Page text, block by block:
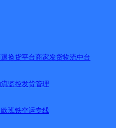
换货平台商家发货物流中台
监控发货管理
班铁空运专线
渭区
济技术开发区辛市镇贺田村宋